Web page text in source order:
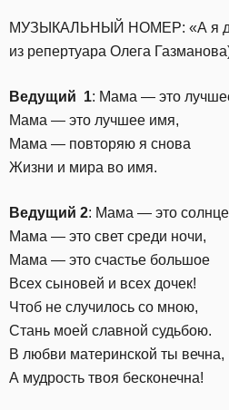
МУЗЫКАЛЬНЫЙ НОМЕР: «А я
из репертуара Олега
Ведущий 1: Мама — это
Мама — это лучшее имя,
Мама — повторяю я снова
Жизни и мира во имя.
Ведущий 2: Мама — это
Мама — это свет среди ночи,
Мама — это счастье большое
Всех сыновей и всех дочек!
Чтоб не случилось со мною,
Стань моей славной судьбою.
В любви материнской ты вечна,
А мудрость твоя бесконечна!